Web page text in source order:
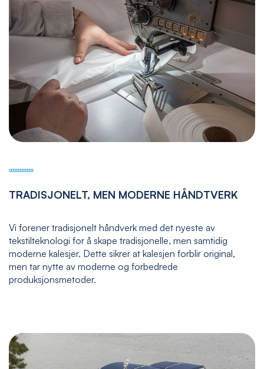
TRADISJONELT, MEN MODERNE HÅNDTVERK
Vi forener tradisjonelt håndverk med det nyeste av
tekstilteknologi for å skape tradisjonelle, men samtidig
moderne kalesjer. Dette sikrer at kalesjen forblir original,
men tar nytte av moderne og forbedrede
produksjonsmetoder.